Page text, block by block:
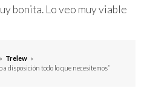
bonita. Lo veo muy viable
» Trelew »
disposición todo lo que necesitemos”